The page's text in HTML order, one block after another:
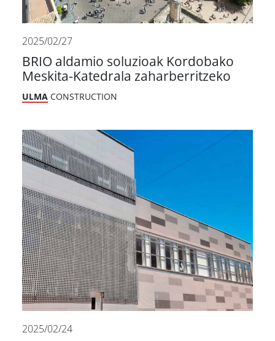
2025/02/27
BRIO aldamio soluzioak Kordobako
Meskita-Katedrala zaharberritzeko
ULMA CONSTRUCTION
2025/02/24